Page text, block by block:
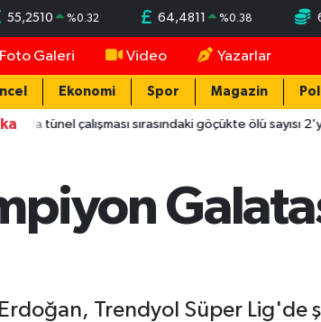
55,2510 %0.32 64,4811 %0.38
Foto Galeri Video Yazarlar
Ekonomi Spor Magazin
çalışması sırasındaki göçükte ölü sayısı 2'ye yükseldi
Trendyol Süper Lig'de